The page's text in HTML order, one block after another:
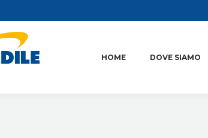
HOME DOVE SIAMO